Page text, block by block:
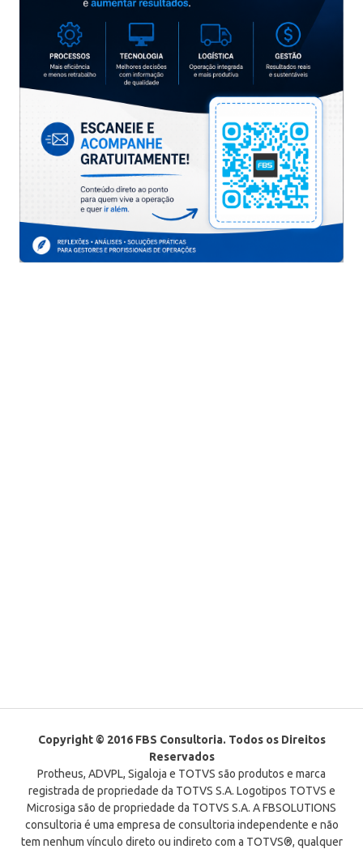
Copyright © 2016 FBS Consultoria. Todos os Direitos
Reservados
Protheus, ADVPL, Sigaloja e TOTVS são produtos e marca
registrada de propriedade da TOTVS S.A. Logotipos TOTVS e
Microsiga são de propriedade da TOTVS S.A. A FBSOLUTIONS
consultoria é uma empresa de consultoria independente e não
tem nenhum vínculo direto ou indireto com a TOTVS®, qualquer